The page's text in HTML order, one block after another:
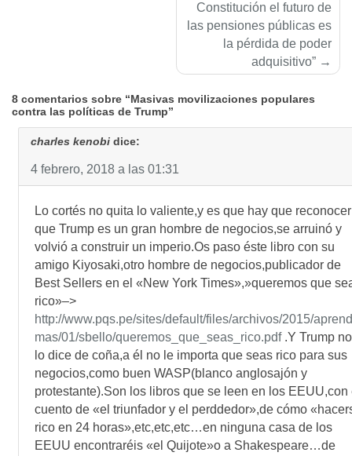
Constitución el futuro de
las pensiones públicas es
la pérdida de poder
adquisitivo”
8 comentarios sobre “Masivas movilizaciones populares
contra las políticas de Trump”
charles kenobi dice:
4 febrero, 2018 a las 01:31
Lo cortés no quita lo valiente,y es que hay que reconocer
que Trump es un gran hombre de negocios,se arruinó y
volvió a construir un imperio.Os paso éste libro con su
amigo Kiyosaki,otro hombre de negocios,publicador de
Best Sellers en el «New York Times»,»queremos que
rico»–>
http://www.pqs.pe/sites/default/files/archivos/2015/
mas/01/sbello/queremos_que_seas_rico.pdf.Y Trump no
lo dice de coña,a él no le importa que seas rico para sus
negocios,como buen WASP(blanco anglosajón y
protestante).Son los libros que se leen en los EEUU,con
cuento de «el triunfador y el perddedor»,de cómo
rico en 24 horas»,etc,etc,etc…en ninguna casa de los
EEUU encontraréis «el Quijote»o a Shakespeare…de